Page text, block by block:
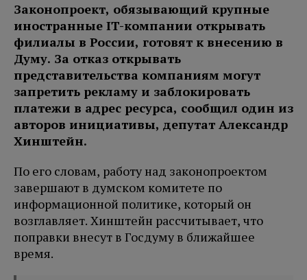
Законопроект, обязывающий крупные
иностранные IT-компании открывать
филиалы в России, готовят к внесению в
Думу. За отказ открывать
представительства компаниям могут
запретить рекламу и заблокировать
платежи в адрес ресурса, сообщил один из
авторов инициативы, депутат Александр
Хинштейн.
По его словам, работу над законопроектом
завершают в думском комитете по
информационной политике, который он
возглавляет. Хинштейн рассчитывает, что
поправки внесут в Госдуму в ближайшее
время.